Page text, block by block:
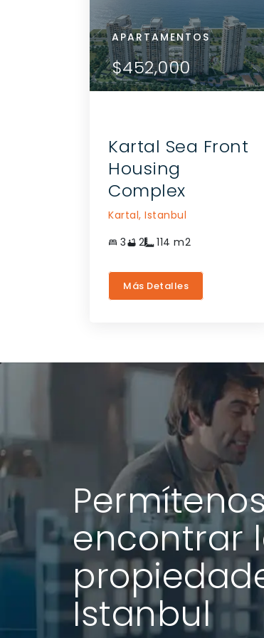
APARTAMENTOS
$452,000
Kartal Sea Front
Housing
Complex
Kartal, Istanbul
3
2 114 m2
Más Detalles
VER DETALLES
CONTACTE AL
AGENTE
encontrar
Istanbul